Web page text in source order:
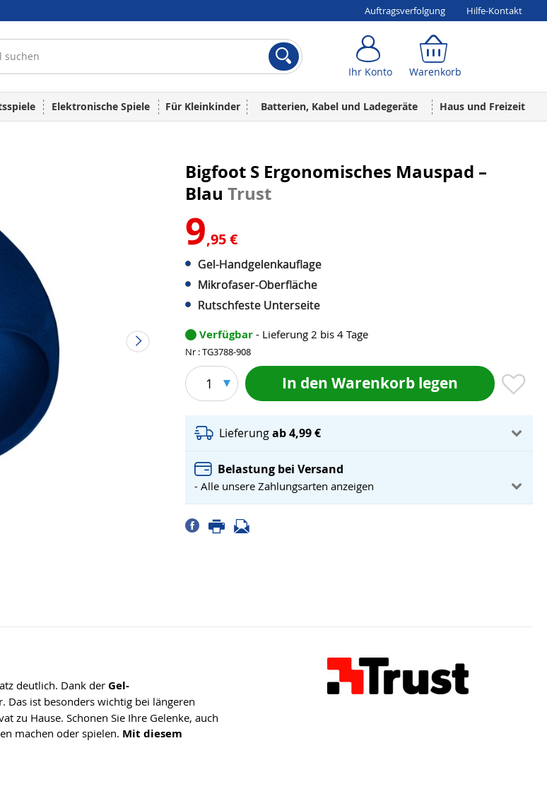
Auftragsverfolgung Hilfe-Kontakt
Ihr Konto Warenkorb
Elektronische Spiele Für Kleinkinder Batterien, Kabel und Ladegeräte Haus und Freizeit
Bigfoot S Ergonomisches Mauspad –
Blau Trust
9,95 €
Gel-Handgelenkauflage
Mikrofaser-Oberfläche
Rutschfeste Unterseite
Verfügbar - Lieferung 2 bis 4 Tage
Nr : TG3788-908
1 In den Warenkorb legen
Lieferungab 4,99 €
Belastung bei Versand
- Alle unsere Zahlungsarten anzeigen
deutlich. Dank der Gel-
Das ist besonders wichtig bei längeren
zu Hause. Schonen Sie Ihre Gelenke, auch
machen oder spielen. Mit diesem
Ihr Konto Warenkorb